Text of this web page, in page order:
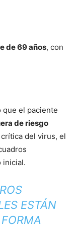
de 69 años, con
que el paciente
de riesgo
del virus, el
inicial.
ESTÁN